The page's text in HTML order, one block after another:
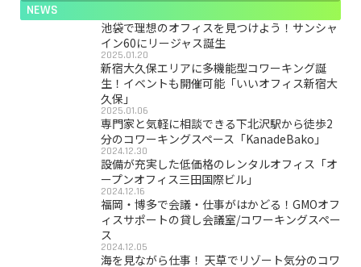
NEWS
池袋で理想のオフィスを見つけよう！サンシャ
イン60にリージャス誕生
2025.01.20
新宿大久保エリアに多機能型コワーキング誕
生！イベントも開催可能「いいオフィス新宿大
久保」
2025.01.06
専門家と気軽に相談できる下北沢駅から徒歩2
分のコワーキングスペース「KanadeBako」
2024.12.30
設備が充実した低価格のレンタルオフィス「オ
ープンオフィス三田国際ビル」
2024.12.16
福岡・博多で会議・仕事がはかどる！GMOオフ
ィスサポートの貸し会議室/コワーキングスペー
ス
2024.12.05
海を見ながら仕事！ 天草でリゾート気分のコワ